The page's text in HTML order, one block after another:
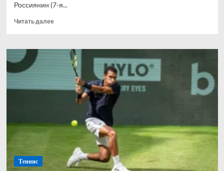
Россиянин (7-я...
Читать далееПрочитать
Медведев
одержал
победу
Атманом
1/4
Галле
Теннис